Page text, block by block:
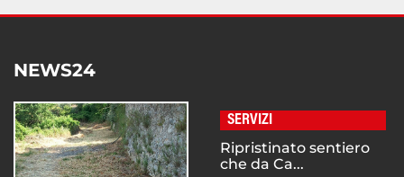
NEWS24
SERVIZI
Ripristinato sentiero
che da Ca...